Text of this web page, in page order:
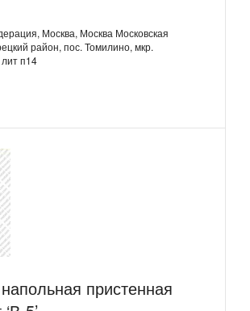
Москва, Москва Московская
район, пос. Томилино, мкр.
п14
пристенная